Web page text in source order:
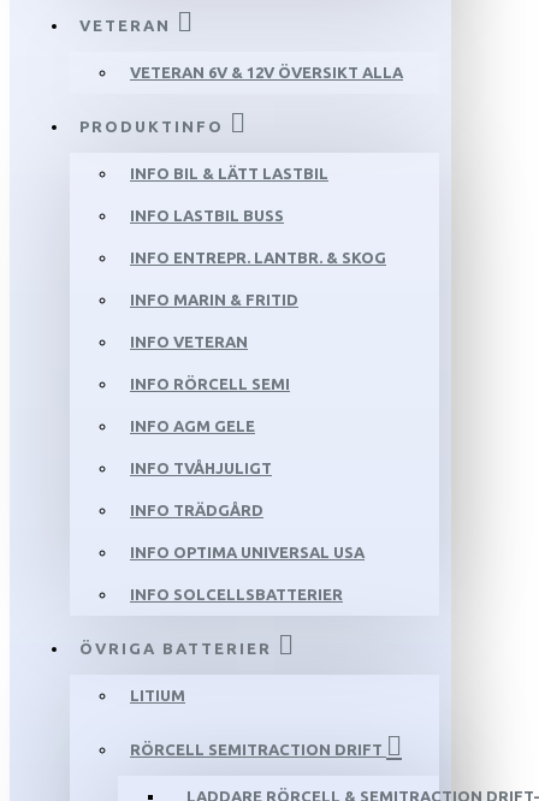
VETERAN
VETERAN 6V & 12V ÖVERSIKT ALLA
PRODUKTINFO
INFO BIL & LÄTT LASTBIL
INFO LASTBIL BUSS
INFO ENTREPR. LANTBR. & SKOG
INFO MARIN & FRITID
INFO VETERAN
INFO RÖRCELL SEMI
INFO AGM GELE
INFO TVÅHJULIGT
INFO TRÄDGÅRD
INFO OPTIMA UNIVERSAL USA
INFO SOLCELLSBATTERIER
ÖVRIGA BATTERIER
LITIUM
RÖRCELL SEMITRACTION DRIFT
LADDARE RÖRCELL & SEMITRACTION